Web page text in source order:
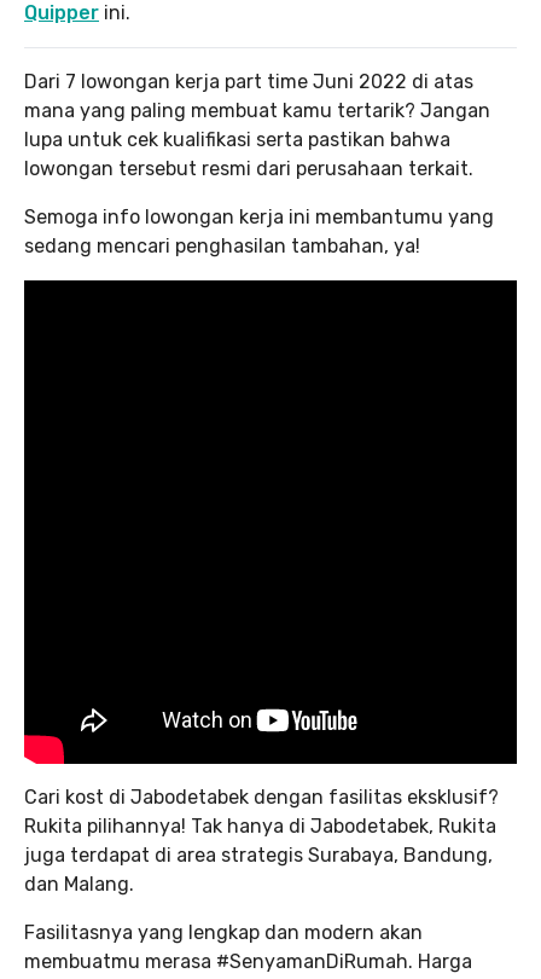
Quipper ini.
Dari 7 lowongan kerja part time Juni 2022 di atas
mana yang paling membuat kamu tertarik? Jangan
lupa untuk cek kualifikasi serta pastikan bahwa
lowongan tersebut resmi dari perusahaan terkait.
Semoga info lowongan kerja ini membantumu yang
sedang mencari penghasilan tambahan, ya!
Cari kost di Jabodetabek dengan fasilitas eksklusif?
Rukita pilihannya! Tak hanya di Jabodetabek, Rukita
juga terdapat di area strategis Surabaya, Bandung,
dan Malang.
Fasilitasnya yang lengkap dan modern akan
membuatmu merasa #SenyamanDiRumah. Harga